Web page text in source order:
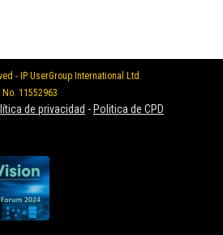
- IP UserGroup International Ltd
11552963
de privacidad - Politica de CPD